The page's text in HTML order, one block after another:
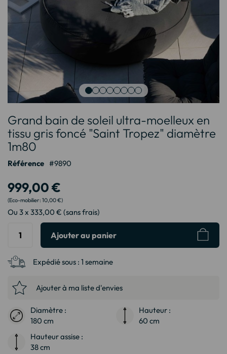
galerie
d’images
au
début
de
la
Galerie
Grand bain de soleil ultra-moelleux en
tissu gris foncé "Saint Tropez" diamètre
1m80
Référence 9890
999,00 €
10,00 €
Ou 3 x 333,00 € (sans frais)
Ajouter au panier
Expédié sous : 1 semaine
Ajouter à ma liste d'envies
Diamètre :
180 cm
Hauteur :
60 cm
Hauteur assise :
38 cm